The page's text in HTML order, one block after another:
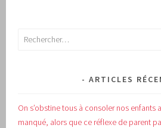
Rechercher :
ARTICLES
On s’obstine tous à consoler nos enfants
manqué, alors que ce réflexe de parent